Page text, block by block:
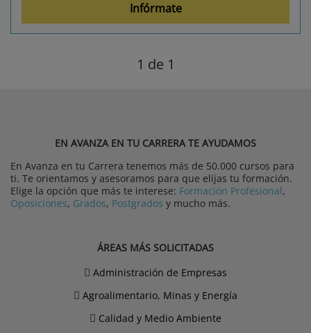
Infórmate
1 de 1
EN AVANZA EN TU CARRERA TE AYUDAMOS
En Avanza en tu Carrera tenemos más de 50.000 cursos para
ti. Te orientamos y asesoramos para que elijas tu formación.
Elige la opción que más te interese: Formación Profesional,
Oposiciones, Grados, Postgrados y mucho más.
ÁREAS MÁS SOLICITADAS
Administración de Empresas
Agroalimentario, Minas y Energía
Calidad y Medio Ambiente